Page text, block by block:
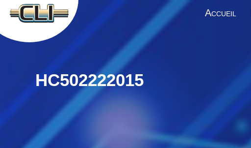
ACCUEIL
HC502222015